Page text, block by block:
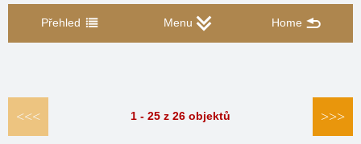
Přehled Menu Home
<<< 1 - 25 z 26 objektů >>>